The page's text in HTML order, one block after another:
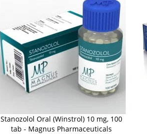
Stanozolol Oral (Winstrol) 10 mg, 100
tab - Magnus Pharmaceuticals